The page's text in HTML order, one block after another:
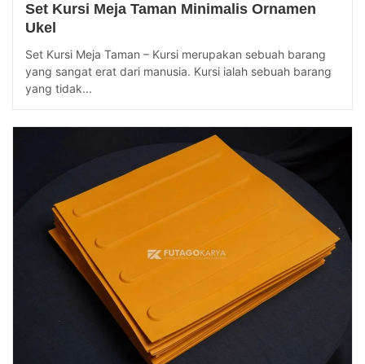
Set Kursi Meja Taman Minimalis Ornamen
Ukel
Set Kursi Meja Taman – Kursi merupakan sebuah barang
yang sangat erat dari manusia. Kursi ialah sebuah barang
yang tidak...